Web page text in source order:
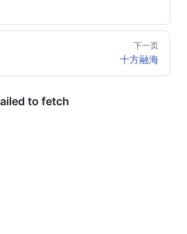
下一页
十方融海